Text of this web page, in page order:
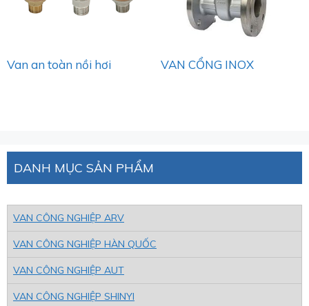
Van an toàn nồi hơi VAN CỔNG INOX
DANH MỤC SẢN PHẨM
VAN CÔNG NGHIỆP ARV
VAN CÔNG NGHIỆP HÀN QUỐC
VAN CÔNG NGHIỆP AUT
VAN CÔNG NGHIỆP SHINYI